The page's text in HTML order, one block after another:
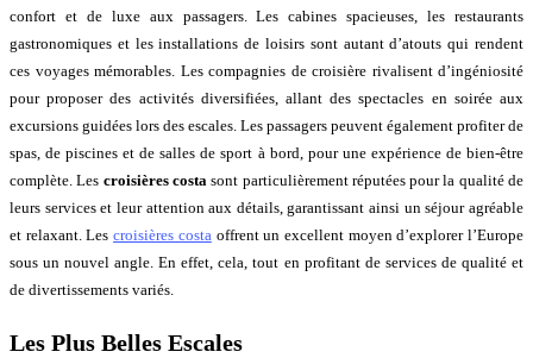
confort et de luxe aux passagers. Les cabines spacieuses, les restaurants
gastronomiques et les installations de loisirs sont autant d’atouts qui rendent
ces voyages mémorables. Les compagnies de croisière rivalisent d’ingéniosité
pour proposer des activités diversifiées, allant des spectacles en soirée aux
excursions guidées lors des escales. Les passagers peuvent également profiter de
spas, de piscines et de salles de sport à bord, pour une expérience de bien-être
complète. Les croisières costasont particulièrement réputées pour la qualité de
leurs services et leur attention aux détails, garantissant ainsi un séjour agréable
et relaxant. Lescroisières costaoffrent un excellent moyen d’explorer l’Europe
sous un nouvel angle. En effet, cela, tout en profitant de services de qualité et
de divertissements variés.
Les Plus Belles Escales